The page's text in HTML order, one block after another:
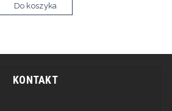
Do koszyka
KONTAKT